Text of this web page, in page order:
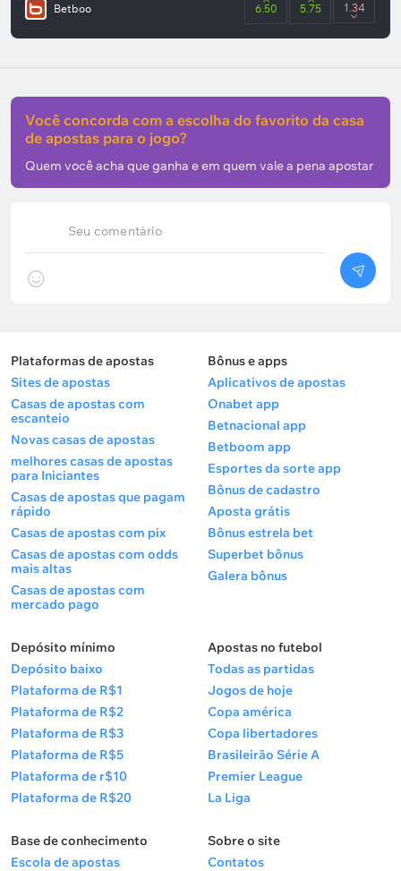
Betboo 6.50 5.75 1.34
Seu comentário
Você concorda com a escolha do favorito da casa
de apostas para o jogo?
Quem você acha que ganha e em quem vale a pena apostar
Plataformas de apostas
Sites de apostas
Casas de apostas com
escanteio
Novas casas de apostas
melhores casas de apostas
para Iniciantes
Casas de apostas que pagam
rápido
Casas de apostas com pix
Casas de apostas com odds
mais altas
Casas de apostas com
mercado pago
Bônus e apps
Aplicativos de apostas
Onabet app
Betnacional app
Betboom app
Esportes da sorte app
Bônus de cadastro
Aposta grátis
Bônus estrela bet
Superbet bônus
Galera bônus
Depósito mínimo
Depósito baixo
Plataforma de R$1
Plataforma de R$2
Plataforma de R$3
Plataforma de R$5
Plataforma de r$10
Plataforma de R$20
Apostas no futebol
Todas as partidas
Jogos de hoje
Copa américa
Copa libertadores
Brasileirão Série A
Premier League
La Liga
Base de conhecimento
Escola de apostas
Sobre o site
Contatos